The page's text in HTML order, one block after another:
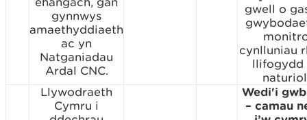
gynnwys
amaethyddiaeth
ac yn
Natganiadau
Ardal CNC.
gwell o
cynlluniau
llifogydd
Llywodraeth
Cymru i
Wedi'i
– camau